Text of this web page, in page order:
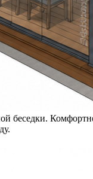
беседки.